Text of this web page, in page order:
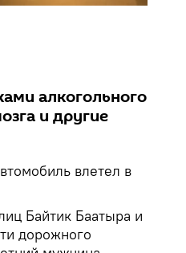
алкогольного
и другие
влетел в
Байтик Баатыра и
дорожного